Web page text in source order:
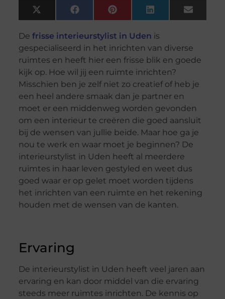
X
(Twitter)
FacebookPinterest LinkedIn Email
De frisse interieurstylist in Uden is
gespecialiseerd in het inrichten van diverse
ruimtes en heeft hier een frisse blik en goede
kijk op. Hoe wil jij een ruimte inrichten?
Misschien ben je zelf niet zo creatief of heb je
een heel andere smaak dan je partner en
moet er een middenweg worden gevonden
om een interieur te creëren die goed aansluit
bij de wensen van jullie beide. Maar hoe ga je
nou te werk en waar moet je beginnen? De
interieurstylist in Uden heeft al meerdere
ruimtes in haar leven gestyled en weet dus
goed waar er op gelet moet worden tijdens
het inrichten van een ruimte en het rekening
houden met de wensen van de kanten.
Ervaring
De interieurstylist in Uden heeft veel jaren aan
ervaring en kan door middel van die ervaring
steeds meer ruimtes inrichten. De kennis op